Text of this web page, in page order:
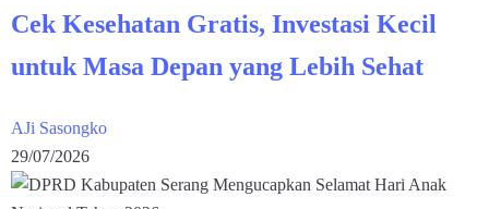
Cek Kesehatan Gratis, Investasi Kecil
untuk Masa Depan yang Lebih Sehat
AJi Sasongko
29/07/2026